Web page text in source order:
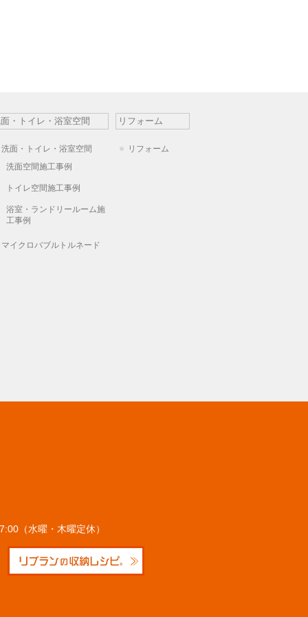
・トイレ・浴室空間
洗面・トイレ・浴室空間
洗面空間施工事例
トイレ空間施工事例
浴室・ランドリールーム施
工事例
マイクロバブルトルネード
リフォーム
リフォーム
（水曜・木曜定休）